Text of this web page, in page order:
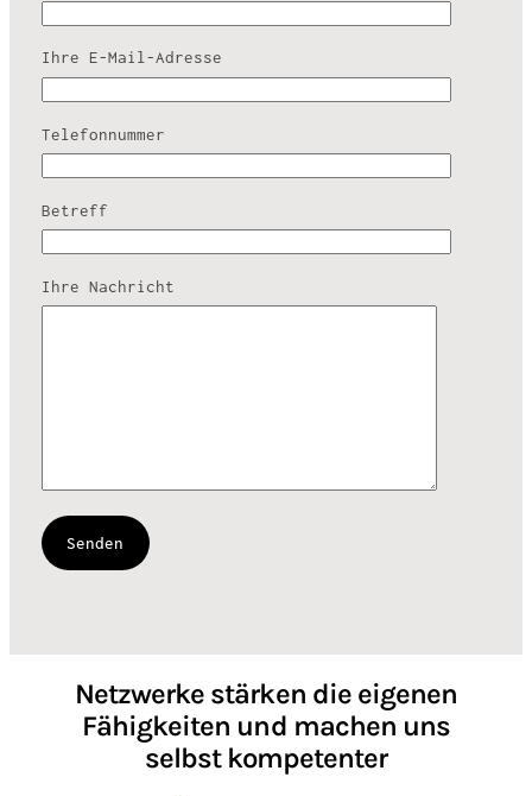
Ihre E-Mail-Adresse
Telefonnummer
Betreff
Ihre Nachricht
Netzwerke stärken die eigenen
Fähigkeiten und machen uns
selbst kompetenter